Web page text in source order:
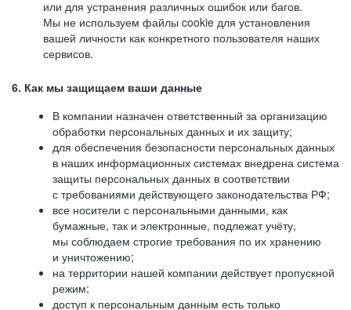
или для устранения различных ошибок или багов.
Мы не используем файлы cookie для установления
вашей личности как конкретного пользователя наших
сервисов.
6. Как мы защищаем ваши данные
В компании назначен ответственный за организацию
обработки персональных данных и их защиту;
для обеспечения безопасности персональных данных
в наших информационных системах внедрена система
защиты персональных данных в соответствии
с требованиями действующего законодательства РФ;
все носители с персональными данными, как
бумажные, так и электронные, подлежат учёту,
мы соблюдаем строгие требования по их хранению
и уничтожению;
на территории нашей компании действует пропускной
режим;
доступ к персональным данным есть только